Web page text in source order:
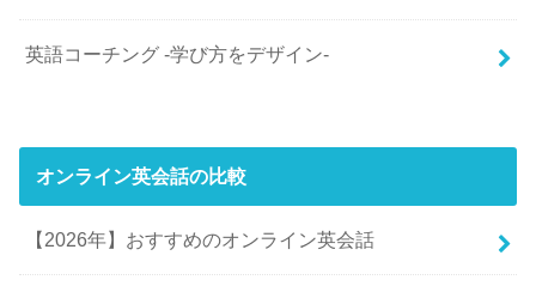
英語コーチング -学び方をデザイン-
オンライン英会話の比較
【2026年】おすすめのオンライン英会話